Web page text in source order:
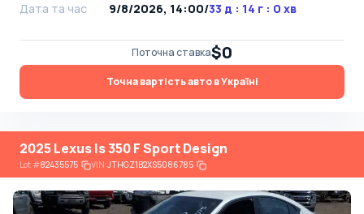
Дата та час
9/8/2026, 14:00/33 д : 14 г : 0 хв
Поточна ставка$0
Точна вартість авто в Україні
2025 Lexus Is 350 F Sport Design
Lot#82435575 VIN:JTHGZ1B2XS5086785